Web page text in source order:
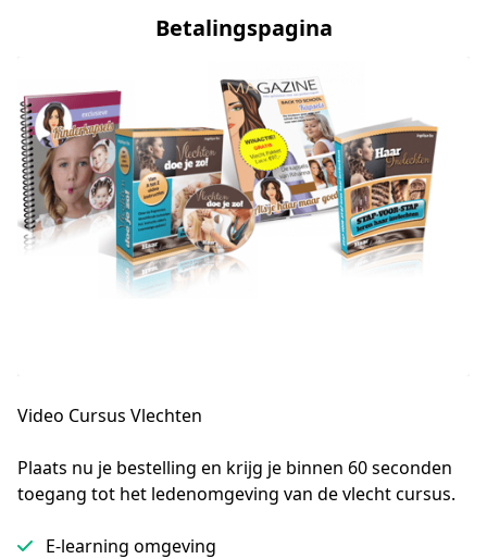
Betalingspagina
Video Cursus Vlechten
Plaats nu je bestelling en krijg je binnen 60 seconden
toegang tot het ledenomgeving van de vlecht cursus.
E-learning omgeving